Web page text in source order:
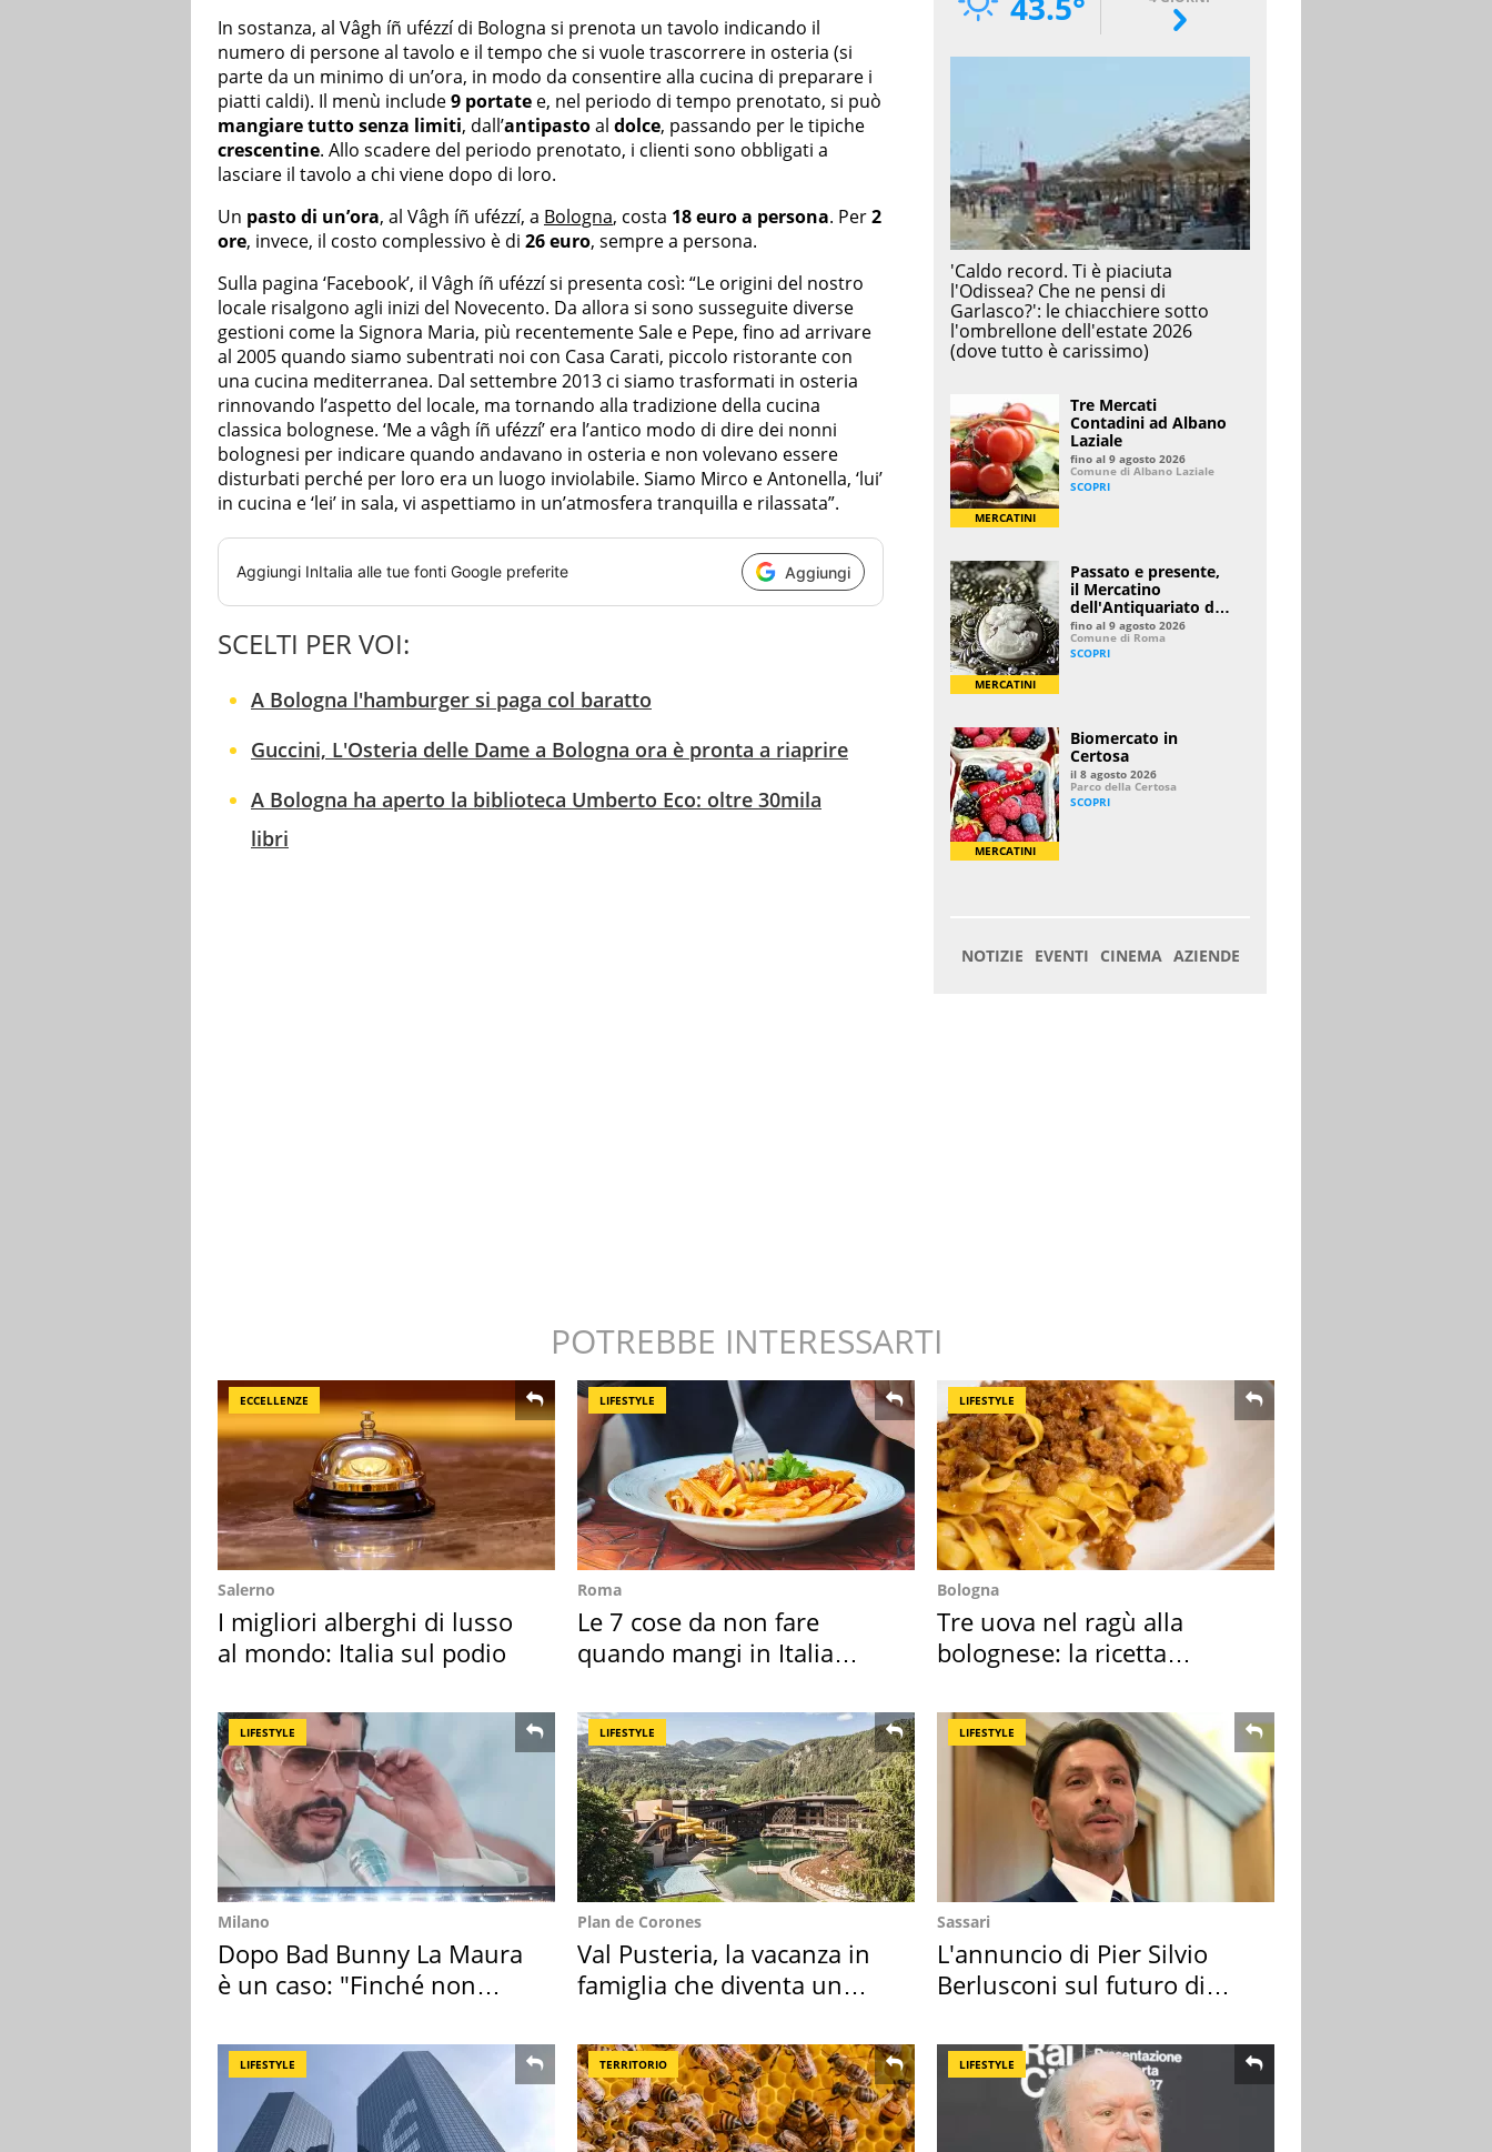
In sostanza, al Vâgh íñ ufézzí di Bologna si prenota un tavolo indicando il
numero di persone al tavolo e il tempo che si vuole trascorrere in osteria (si
parte da un minimo di un’ora, in modo da consentire alla cucina di preparare i
piatti caldi). Il menù include9 portate e, nel periodo di tempo prenotato, si può
mangiare tutto senza limiti, dall’antipastoal dolce, passando per le tipiche
crescentine. Allo scadere del periodo prenotato, i clienti sono obbligati a
lasciare il tavolo a chi viene dopo di loro.
Un pasto di un’ora, al Vâgh íñ ufézzí, a Bologna, costa 18 euro a persona. Per2
ore, invece, il costo complessivo è di 26 euro, sempre a persona.
Sulla pagina ‘Facebook’, il Vâgh íñ ufézzí si presenta così: “Le origini del nostro
locale risalgono agli inizi del Novecento. Da allora si sono susseguite diverse
gestioni come la Signora Maria, più recentemente Sale e Pepe, fino ad arrivare
al 2005 quando siamo subentrati noi con Casa Carati, piccolo ristorante con
una cucina mediterranea. Dal settembre 2013 ci siamo trasformati in osteria
rinnovando l’aspetto del locale, ma tornando alla tradizione della cucina
classica bolognese. ‘Me a vâgh íñ ufézzí’ era l’antico modo di dire dei nonni
bolognesi per indicare quando andavano in osteria e non volevano essere
disturbati perché per loro era un luogo inviolabile. Siamo Mirco e Antonella, ‘lui’
in cucina e ‘lei’ in sala, vi aspettiamo in un’atmosfera tranquilla e rilassata”.
Aggiungi InItalia alle tue fonti Google preferite Aggiungi
SCELTI PER VOI:
A Bologna l'hamburger si paga col baratto
Guccini, L'Osteria delle Dame a Bologna ora è pronta a riaprire
A Bologna ha aperto la biblioteca Umberto Eco: oltre 30mila
libri
POTREBBE INTERESSARTI
ECCELLENZE
Salerno
I migliori alberghi di lusso
al mondo: Italia sul podio
LIFESTYLE
Roma
Le 7 cose da non fare
quando mangi in Italia
LIFESTYLE
Bologna
Tre uova nel ragù alla
bolognese: la ricetta
LIFESTYLE
Milano
Dopo Bad Bunny La Maura
è un caso: "Finché non
LIFESTYLE
Plan de Corones
Val Pusteria, la vacanza in
famiglia che diventa un
LIFESTYLE
Sassari
L'annuncio di Pier Silvio
Berlusconi sul futuro di
LIFESTYLE TERRITORIO LIFESTYLE